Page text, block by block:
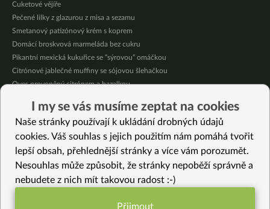
Cuketové vějíře
Pečené lilky z glazurou z misa a sezamu
Smetanový patizónový krém s koprem
Domácí broskvová marmeláda bez cukru
Pikantní mexická kukuřice se “sýrovou” omáčkou
Citrónové jablečné muffiny se sójovou šlehačkou
Oves provoněný citrónem a bazalkou
Letní nudle s bambusovými výhonky
Jablečné pyré – skvělé přesnídávky bez cukru
Vybrané recepty
Italský sýr stracchino jinak (bez laktózy)
HIT cuketová omáčka
I my se vás musíme zeptat na cookies
Naše stránky používají k ukládání drobných údajů
cookies. Váš souhlas s jejich použitím nám pomáhá tvořit
lepší obsah, přehlednější stránky a více vám porozumět.
Nesouhlas může způsobit, že stránky nepoběží správně a
nebudete z nich mít takovou radost :-)
Přijmout